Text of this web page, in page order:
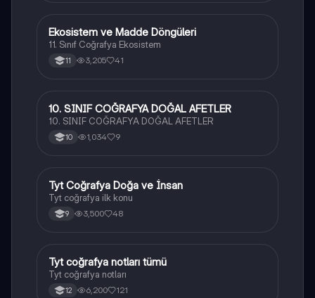
Coğrafya
Ekosistem ve Madde Döngüleri
11. Sınıf Coğrafya Ekosistem
11 3,205 41
Coğrafya
10. SINIF COĞRAFYA DOĞAL AFETLER
10. SINIF COĞRAFYA DOĞAL AFETLER
10 1,034 9
Coğrafya
Tyt Coğrafya Doğa ve İnsan
Tyt coğrafya ilk konu
9 3,500 48
Coğrafya
Tyt coğrafya notları tümü
Tyt coğrafya notları
12 6,200 121